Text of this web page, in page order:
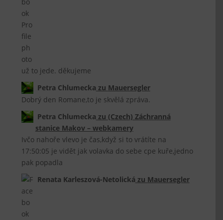
už to jede. děkujeme
Petra Chlumecka zu Mauersegler
Dobrý den Romane,to je skvělá zpráva.
Petra Chlumecka zu (Czech) Záchranná
stanice Makov – webkamery
Ivčo nahoře vlevo je čas,když si to vrátíte na
17:50:05 je vidět jak volavka do sebe cpe kuře,jedno
pak popadla
Renata Karleszová-Netolická zu Mauersegler